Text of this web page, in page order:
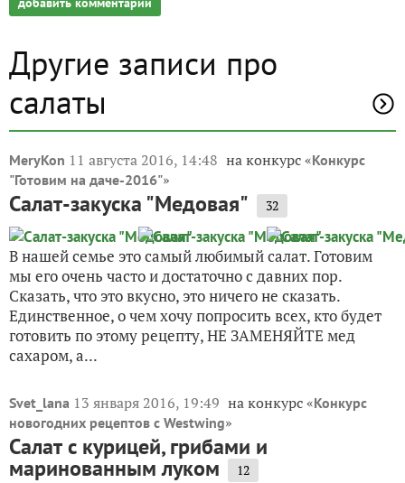
Другие записи про
салаты
MeryKon 11 августа 2016, 14:48 на конкурс «Конкурс
"Готовим на даче-2016"»
Салат-закуска "Медовая" 32
В нашей семье это самый любимый салат. Готовим
мы его очень часто и достаточно с давних пор.
Сказать, что это вкусно, это ничего не сказать.
Единственное, о чем хочу попросить всех, кто будет
готовить по этому рецепту, НЕ ЗАМЕНЯЙТЕ мед
сахаром, а...
Svet_lana 13 января 2016, 19:49 на конкурс «Конкурс
новогодних рецептов с Westwing»
Салат с курицей, грибами и
маринованным луком 12